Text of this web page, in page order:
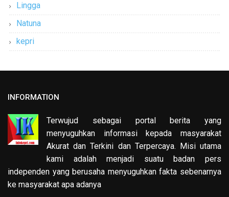
Lingga
Natuna
kepri
INFORMATION
Terwujud sebagai portal berita yang
menyuguhkan informasi kepada masyarakat
Akurat dan Terkini dan Terpercaya. Misi utama
kami adalah menjadi suatu badan pers
independen yang berusaha menyuguhkan fakta sebenarnya
ke masyarakat apa adanya